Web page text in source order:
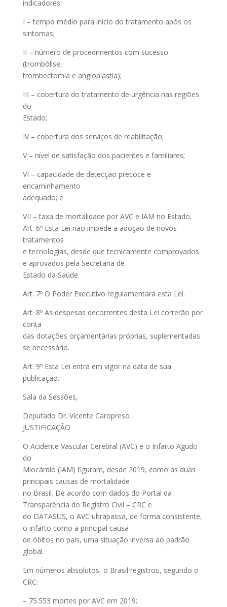
indicadores:
I – tempo médio para início do tratamento após os
sintomas;
II – número de procedimentos com sucesso
(trombólise,
trombectomia e angioplastia);
III – cobertura do tratamento de urgência nas regiões
do
Estado;
IV – cobertura dos serviços de reabilitação;
V – nível de satisfação dos pacientes e familiares;
VI – capacidade de detecção precoce e
encaminhamento
adequado; e
VII – taxa de mortalidade por AVC e IAM no Estado.
Art. 6º Esta Lei não impede a adoção de novos
tratamentos
e tecnologias, desde que tecnicamente comprovados
e aprovados pela Secretaria de
Estado da Saúde.
Art. 7º O Poder Executivo regulamentará esta Lei.
Art. 8º As despesas decorrentes desta Lei correrão por
conta
das dotações orçamentárias próprias, suplementadas
se necessário.
Art. 9º Esta Lei entra em vigor na data de sua
publicação.
Sala da Sessões,
Deputado Dr. Vicente Caropreso
JUSTIFICAÇÃO
O Acidente Vascular Cerebral (AVC) e o Infarto Agudo
do
Miocárdio (IAM) figuram, desde 2019, como as duas
principais causas de mortalidade
no Brasil. De acordo com dados do Portal da
Transparência do Registro Civil – CRC e
do DATASUS, o AVC ultrapassa, de forma consistente,
o infarto como a principal causa
de óbitos no país, uma situação inversa ao padrão
global.
Em números absolutos, o Brasil registrou, segundo o
CRC:
– 75.553 mortes por AVC em 2019;